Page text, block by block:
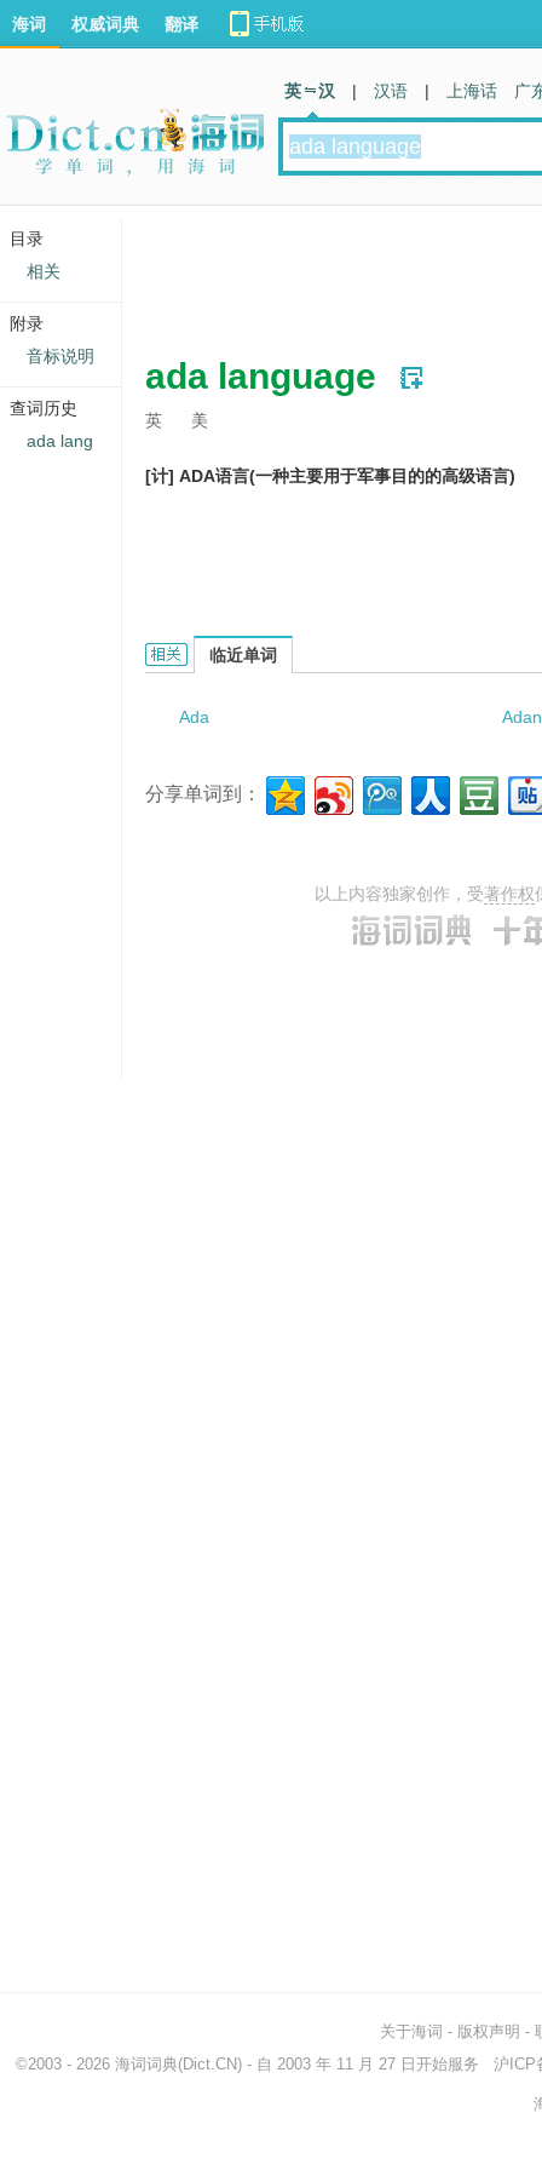
ada language
英 美
[计] ADA语言(一种主要用于军事目的的高级语言)
ADA language的相关资料：
临近单词
Ada
分享单词到：
以上内容独家创作，受著作权
海词 权威词典 翻译
英 汉 | 汉语 | 上海话 广
关于海词 - 版权声明 -
©2003 - 2026 海词词典(Dict.CN) - 自 2003 年 11 月 27 日开始服务 沪ICP
目录
相关
附录
音标说明
查词历史
ada lang